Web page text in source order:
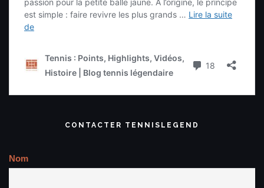
CONTACTER TENNISLEGEND
Nom